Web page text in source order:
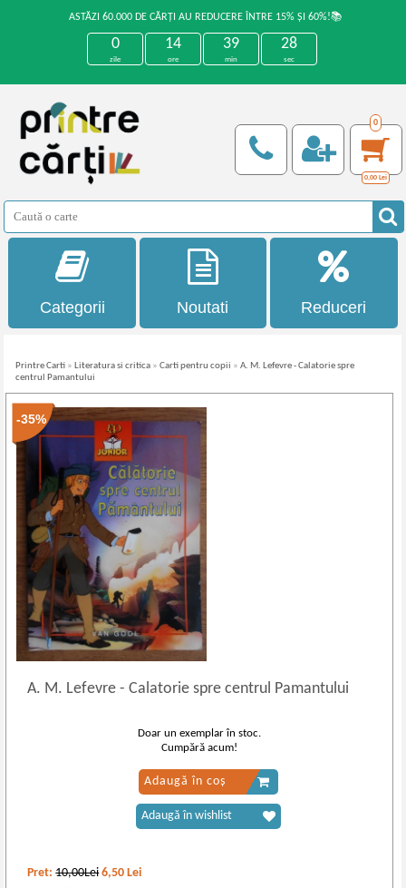
ASTĂZI 60.000 DE CĂRȚI AU REDUCERE ÎNTRE 15% ȘI 60%!📚
0
zile
14
ore
39
min
28
sec
0
0,00 Lei
Categorii Noutati Reduceri
Printre Carti » Literatura si critica »Carti pentru copii »A. M. Lefevre - Calatorie spre
centrul Pamantului
-35%
A. M. Lefevre- Calatorie spre centrul Pamantului
Pret:10,00Lei 6,50 Lei
Doar un exemplar în stoc.
Cumpără acum!
Adaugă în coș
Adaugă în wishlist